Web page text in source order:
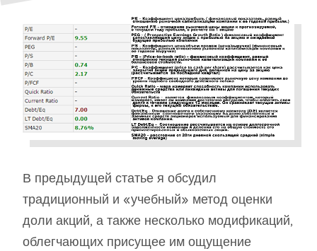
В предыдущей статье я обсудил
традиционный и «учебный» метод оценки
доли акций, а также несколько модификаций,
облегчающих присущее им ощущение